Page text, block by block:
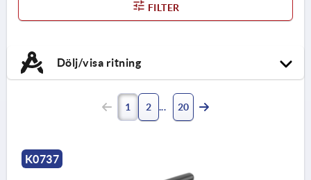
FILTER
Dölj/visa ritning
1 2 20
K0737